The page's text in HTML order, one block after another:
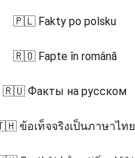
🇵🇱 Fakty po polsku
🇷🇴 Fapte în română
🇷🇺 Факты на русском
ข้อเท็จจริงเป็นภาษาไทย